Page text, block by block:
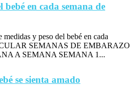
en cada semana de
y peso del bebé en cada
SEMANAS DE EMBARAZO
A SEMANA SEMANA 1...
se sienta amado